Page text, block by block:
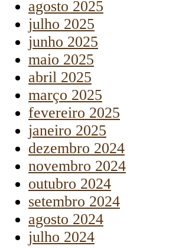
agosto 2025
julho 2025
junho 2025
maio 2025
abril 2025
março 2025
fevereiro 2025
janeiro 2025
dezembro 2024
novembro 2024
outubro 2024
setembro 2024
agosto 2024
julho 2024